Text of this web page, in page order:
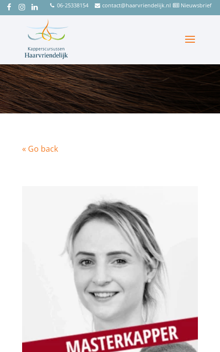
06-25338154 contact@haarvriendelijk.nl Nieuwsbrief
« Go back